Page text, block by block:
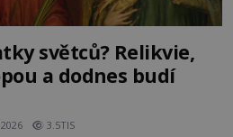
světců? Relikvie,
a dodnes budí
3.5TIS